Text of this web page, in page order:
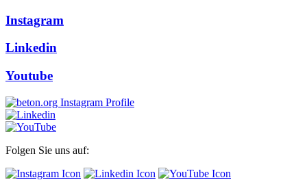
Instagram
Linkedin
Youtube
Folgen Sie uns auf: